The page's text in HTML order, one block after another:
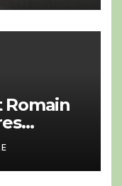
Big